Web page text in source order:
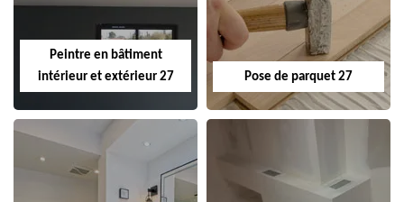
Peintre en bâtiment
intérieur et extérieur 27
Pose de parquet 27